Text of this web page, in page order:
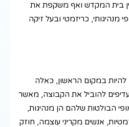
בית המקדש ואף משקפת את
מנהיגותי, כריזמטי ובעל זיקה
להיות במקום הראשון, כאלה
להוביל את הקבוצה, מאשר
הבולטות שלהם הן מנהיגות,
אנשים מקריני עוצמה, חוזק